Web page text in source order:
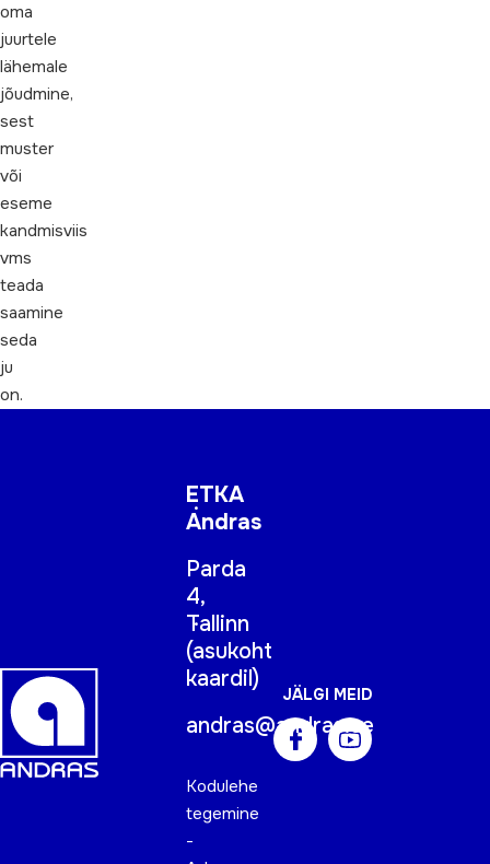
oma
juurtele
lähemale
jõudmine,
sest
muster
või
eseme
kandmisviis
vms
teada
saamine
seda
ju
on.
ETKA
Andras
Parda
4,
Tallinn
(asukoht
kaardil)
andras@andras.ee
Kodulehe
tegemine
-
JÄLGI MEID